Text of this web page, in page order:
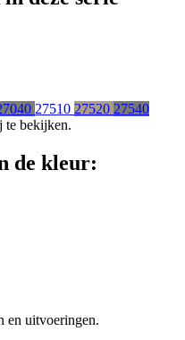
27510 27520 27540
te bekijken.
de kleur:
en uitvoeringen.